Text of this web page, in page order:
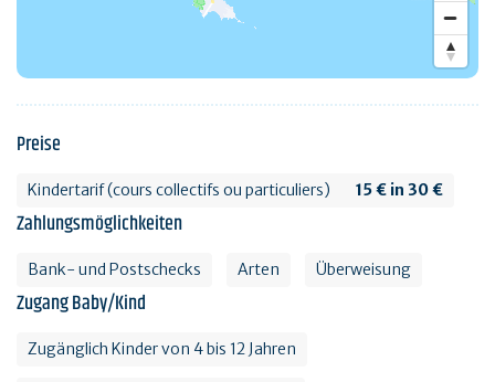
Preise
Kindertarif (cours collectifs ou particuliers) 15 € in 30 €
Zahlungsmöglichkeiten
Bank- und Postschecks Arten Überweisung
Zugang Baby/Kind
Zugänglich Kinder von 4 bis 12 Jahren